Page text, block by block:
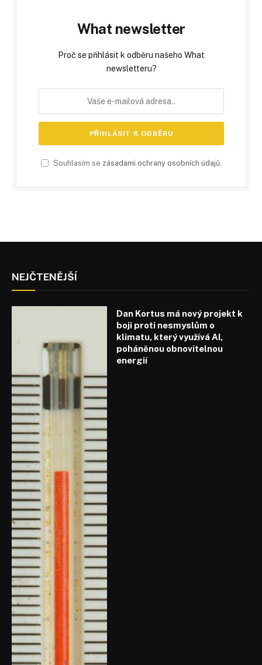
What newsletter
Proč se přihlásit k odběru našeho What
newsletteru?
Souhlasím se zásadami ochrany osobních údajů
NEJČTENĚJŠÍ
Dan Kortus má nový projekt k
boji proti nesmyslům o
klimatu, který využívá AI,
poháněnou obnovitelnou
energií